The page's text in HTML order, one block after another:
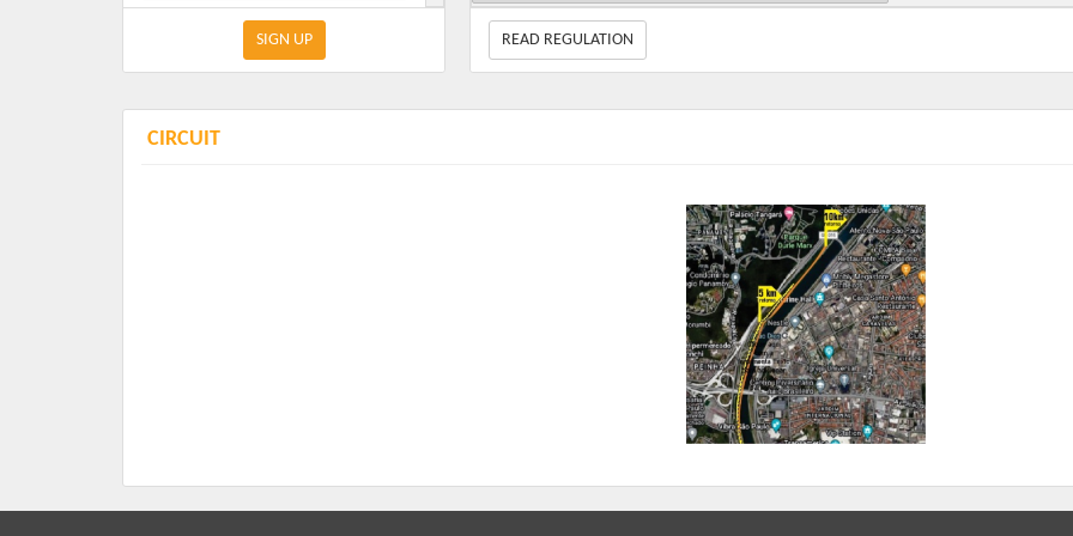
Kit completoSIGN UP
As opções de inscrições são diversas, com camiseta de manga curta, com opção de kit
sacochila e squeeze e também a opção econômica sem camiseta nem kit.
Todos estão convidados, não perca por nada!
Os resultados dos tempos serão exibidos no
https://ligadeincentivoaoesporte.com.br/
inscrição grátisnesse site da Liga de Incentivo ao Esporte para se cadastrar
resultados dessa corrida.
READ REGULATION
CIRCUIT